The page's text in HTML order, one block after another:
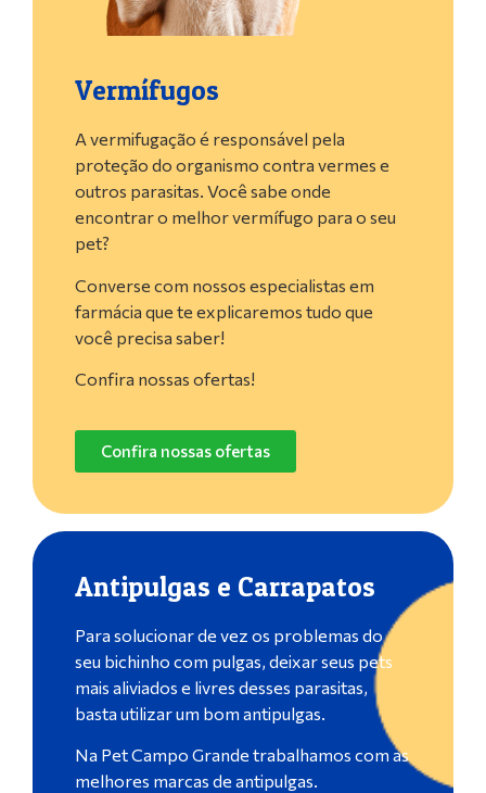
Vermífugos
A vermifugação é responsável pela
proteção do organismo contra vermes e
outros parasitas. Você sabe onde
encontrar o melhor vermífugo para o seu
pet?
Converse com nossos especialistas em
farmácia que te explicaremos tudo que
você precisa saber!
Confira nossas ofertas!
Confira nossas ofertas
Antipulgas e Carrapatos
Para solucionar de vez os problemas do
seu bichinho com pulgas, deixar seus pets
mais aliviados e livres desses parasitas,
basta utilizar um bom antipulgas.
Na Pet Campo Grande trabalhamos com as
melhores marcas de antipulgas.